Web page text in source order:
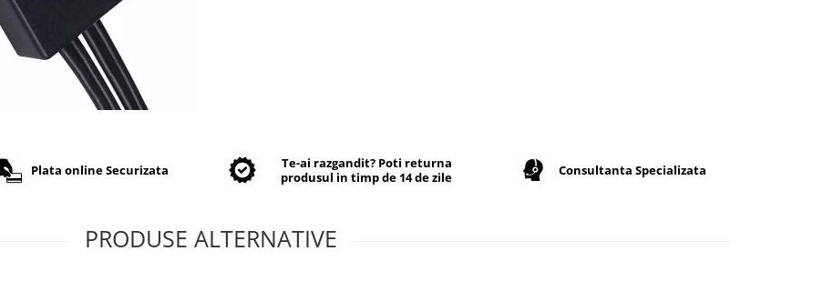
Plata online Securizata
Te-ai razgandit? Poti returna
produsul in timp de 14 de zile
Consultanta Specializata
PRODUSE ALTERNATIVE